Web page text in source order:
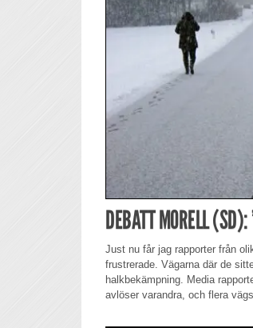
DEBATT MORELL
Just nu får jag rapporter från
frustrerade. Vägarna där de
halkbekämpning. Media
avlöser varandra, och flera